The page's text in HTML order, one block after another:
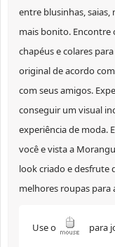
entre blusinhas, saias,
mais bonito. Encontre
chapéus e colares
original de acordo
com seus amigos.
conseguir um visual
experiência de moda.
você e vista a
look criado e desfrute
melhores roupas
Use o para